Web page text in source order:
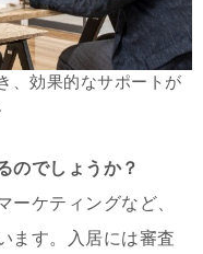
、効果的なサポートが
でしょうか？
ーケティングなど、
ます。入居には審査